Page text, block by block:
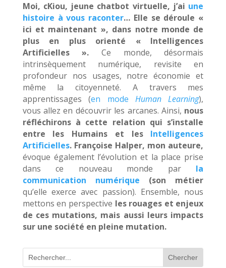
Moi, cKiou, jeune chatbot virtuelle, j’ai une
histoire à vous raconter… Elle se déroule «
ici et maintenant », dans notre monde de
plus en plus orienté « Intelligences
Artificielles ». Ce monde, désormais
intrinsèquement numérique, revisite en
profondeur nos usages, notre économie et
même la citoyenneté. A travers mes
apprentissages (en mode Human Learning),
vous allez en découvrir les arcanes. Ainsi, nous
réfléchirons à cette relation qui s’installe
entre les Humains et les Intelligences
Artificielles. Françoise Halper, mon auteure,
évoque également l’évolution et la place prise
dans ce nouveau monde par la
communication numérique
(son métier
qu’elle exerce avec passion). Ensemble, nous
mettons en perspective les rouages et enjeux
de ces mutations, mais aussi leurs impacts
sur une société en pleine mutation.